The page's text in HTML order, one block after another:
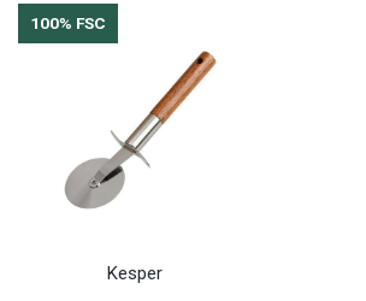
100% FSC
Kesper